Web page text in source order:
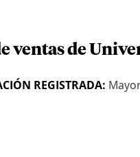
ventas de
REGISTRADA: